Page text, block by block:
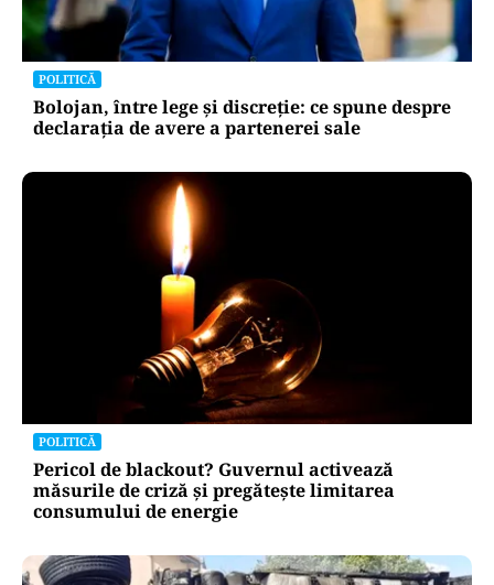
POLITICĂ
Bolojan, între lege și discreție: ce spune despre
declarația de avere a partenerei sale
POLITICĂ
Pericol de blackout? Guvernul activează
măsurile de criză și pregătește limitarea
consumului de energie